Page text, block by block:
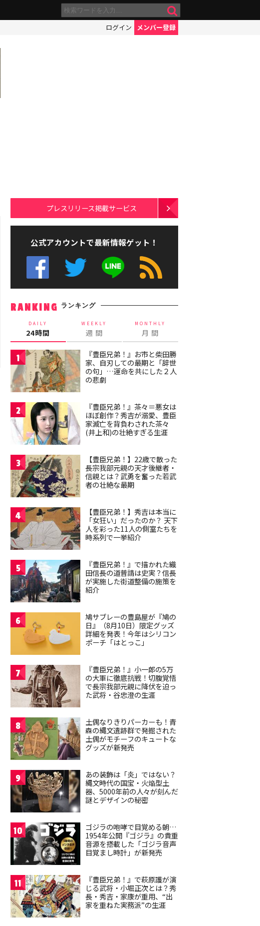
ログイン メンバー登録
プレスリリース掲載サービス
公式アカウントで最新情報ゲット！
RANKING ランキング
DAILY
24時間
WEEKLY
週 間
MONTHLY
月 間
1
『豊臣兄弟！』お市と柴田勝
家、自刃しての最期と「辞世
の句」…運命を共にした２人
の悲劇
2
『豊臣兄弟！』茶々＝悪女は
ほぼ創作？秀吉が溺愛、豊臣
家滅亡を背負わされた茶々
(井上和)の壮絶すぎる生涯
3
【豊臣兄弟！】22歳で散った
長宗我部元親の天才後継者・
信親とは？武勇を奮った若武
者の壮絶な最期
4
【豊臣兄弟！】秀吉は本当に
「女狂い」だったのか？ 天下
人を彩った11人の側室たちを
時系列で一挙紹介
5
『豊臣兄弟！』で描かれた織
田信長の道普請は史実？信長
が実施した街道整備の施策を
紹介
6
鳩サブレーの豊島屋が『鳩の
日』（8月10日）限定グッズ
詳細を発表！今年はシリコン
ポーチ「はとっこ」
7
『豊臣兄弟！』小一郎の5万
の大軍に徹底抗戦！切腹覚悟
で長宗我部元親に降伏を迫っ
た武将・谷忠澄の生涯
8
土偶なりきりパーカーも！青
森の縄文遺跡群で発掘された
土偶がモチーフのキュートな
グッズが新発売
9
あの装飾は「炎」ではない？
縄文時代の国宝・火焔型土
器、5000年前の人々が刻んだ
謎とデザインの秘密
10
ゴジラの咆哮で目覚める朝…
1954年公開『ゴジラ』の貴重
音源を搭載した「ゴジラ音声
目覚まし時計」が新発売
11
『豊臣兄弟！』で萩原護が演
じる武将・小堀正次とは？秀
長・秀吉・家康が重用、“出
家を重ねた実務派”の生涯